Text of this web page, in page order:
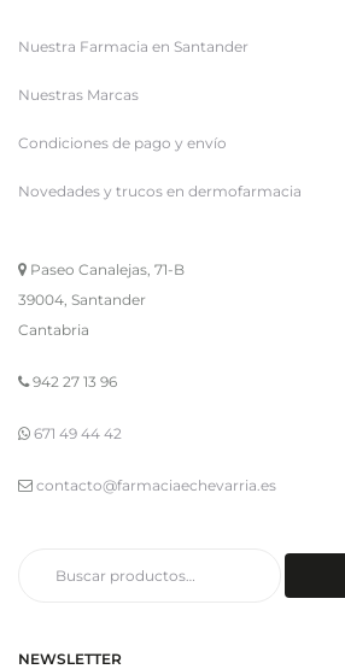
Nuestra Farmacia en Santander
Nuestras Marcas
Condiciones de pago y envío
Novedades y trucos en dermofarmacia
Paseo Canalejas, 71-B
39004, Santander
Cantabria
942 27 13 96
671 49 44 42
contacto@farmaciaechevarria.es
NEWSLETTER